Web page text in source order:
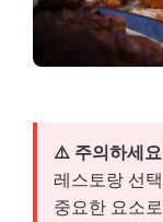
⚠️ 주의하세
레스토랑 선택
중요한 요소